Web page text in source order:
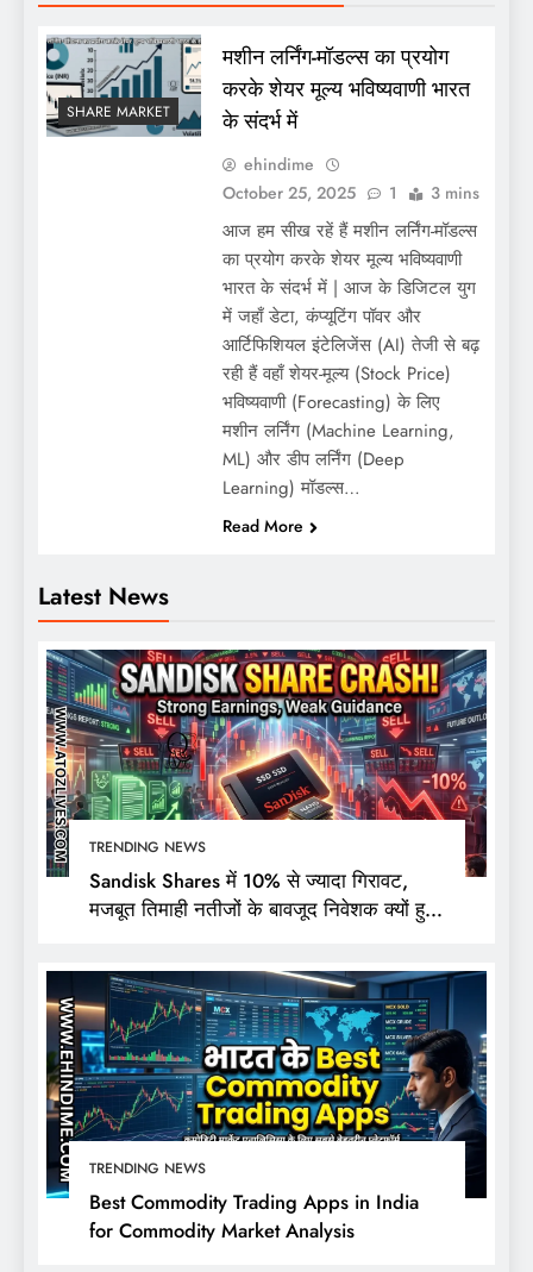
Latest News
TRENDING NEWS
Sandisk Shares में 10% से ज्यादा गिरावट,
मजबूत तिमाही नतीजों के बावजूद निवेशक क्यों हुए
TRENDING NEWS
Best Commodity Trading Apps in India
for Commodity Market Analysis
SHARE MARKET
मशीन लर्निंग-मॉडल्स का प्रयोग
करके शेयर मूल्य भविष्यवाणी भारत
के संदर्भ में
ehindime
October 25, 2025
1 3 mins
आज हम सीख रहें हैं मशीन लर्निंग-मॉडल्स
का प्रयोग करके शेयर मूल्य भविष्यवाणी
भारत के संदर्भ में | आज के डिजिटल युग
में जहाँ डेटा, कंप्यूटिंग पॉवर और
आर्टिफिशियल इंटेलिजेंस (AI) तेजी से बढ़
रही हैं वहाँ शेयर-मूल्य (Stock Price)
भविष्यवाणी (Forecasting) के लिए
मशीन लर्निंग (Machine Learning,
ML) और डीप लर्निंग (Deep
Learning) मॉडल्स…
Read More